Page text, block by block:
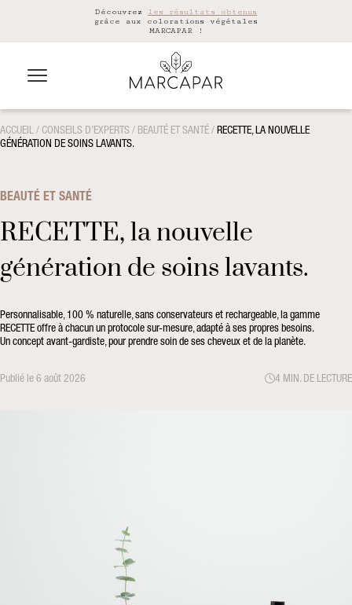
Découvrez les résultats obtenus
grâce aux colorations végétales
MARCAPAR !
ACCUEIL / CONSEILS D’EXPERTS / BEAUTÉ ET SANTÉ / RECETTE, LA NOUVELLE
GÉNÉRATION DE SOINS LAVANTS.
BEAUTÉ ET SANTÉ
RECETTE, la nouvelle
génération de soins lavants.
Personnalisable, 100 % naturelle, sans conservateurs et rechargeable, la gamme
RECETTE offre à chacun un protocole sur-mesure, adapté à ses propres besoins.
Un concept avant-gardiste, pour prendre soin de ses cheveux et de la planète.
Publié le 6 août 2026 4 MIN. DE LECTURE